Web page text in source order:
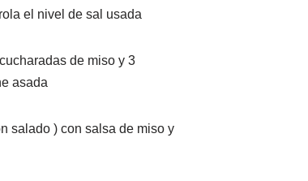
el nivel de sal usada
de miso y 3
asada
salado ) con salsa de miso y